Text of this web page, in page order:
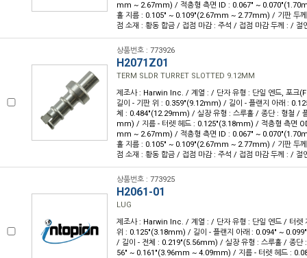
mm ~ 2.67mm) / 적층형 측면 ID : 0.067" ~
홀 지름 : 0.105" ~ 0.109"(2.67mm ~ 2.77mm) / 기판 두
점 소재 : 황동 합금 / 접점 마감 : 주석 / 접점 마감 두께 : / 절
상품번호 : 773926
H2071Z01
TERM SLDR TURRET SLOTTED 9.12MM
제조사 : Harwin Inc. / 계열 : / 단자 유형 : 단일 엔드, 포크
길이 - 기판 위 : 0.359"(9.12mm) / 길이 - 플랜지 아래 :
체 : 0.484"(12.29mm) / 실장 유형 : 스루홀 / 종단 : 형철 /
mm) / 지름 - 터렛 헤드 : 0.125"(3.18mm) / 적층형 측면
mm ~ 2.67mm) / 적층형 측면 ID : 0.067" ~
홀 지름 : 0.105" ~ 0.109"(2.67mm ~ 2.77mm) / 기판 두
점 소재 : 황동 합금 / 접점 마감 : 주석 / 접점 마감 두께 : / 절
상품번호 : 773925
H2061-01
LUG
제조사 : Harwin Inc. / 계열 : / 단자 유형 : 단일 엔드 / 터렛
위 : 0.125"(3.18mm) / 길이 - 플랜지 아래 : 0.094" ~
/ 길이 - 전체 : 0.219"(5.56mm) / 실장 유형 : 스루홀 / 종단
56" ~ 0.161"(3.96mm ~ 4.09mm) / 지름 - 터렛 헤드 :